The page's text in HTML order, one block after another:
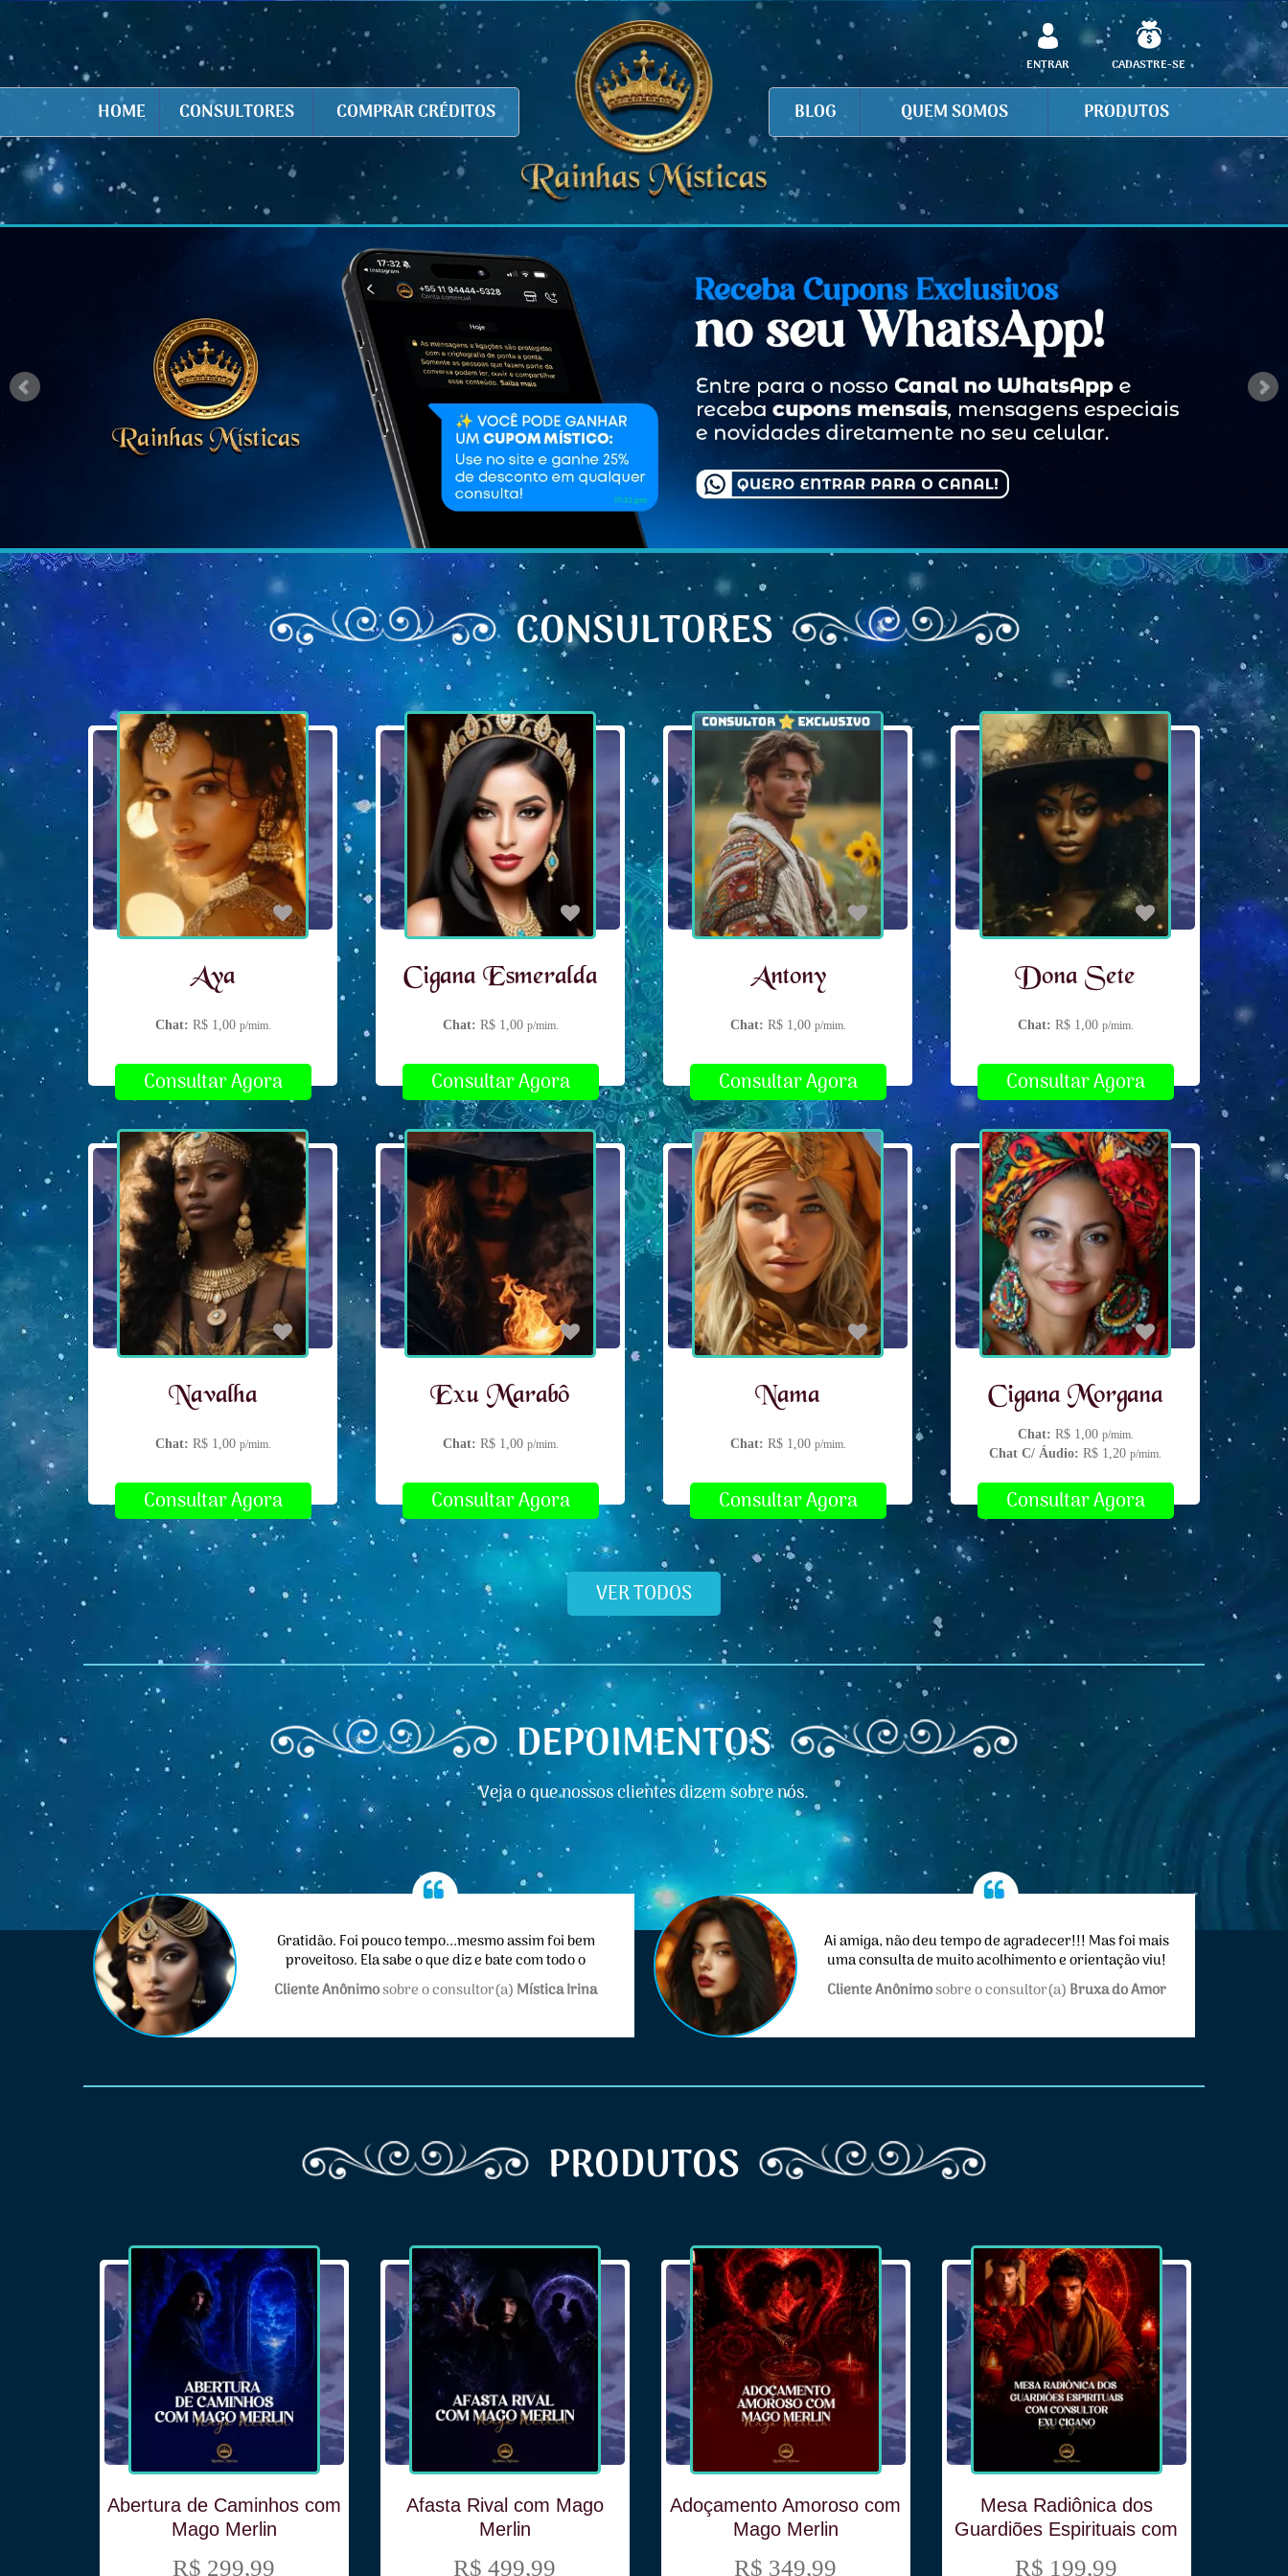
HOME CONSULTORES COMPRAR CRÉDITOS BLOG QUEM SOMOS PRODUTOS
ENTRAR CADASTRE-SE
CONSULTORES
Aya
Chat: R$ 1,00 p/mim.
Consultar Agora
Cigana Esmeralda
Chat: R$ 1,00 p/mim.
Consultar Agora
Antony
Chat: R$ 1,00 p/mim.
Consultar Agora
Dona Sete
Chat: R$ 1,00 p/mim.
Consultar Agora
Navalha
Chat: R$ 1,00 p/mim.
Consultar Agora
Exu Marabô
Chat: R$ 1,00 p/mim.
Consultar Agora
Nama
Chat: R$ 1,00 p/mim.
Consultar Agora
Cigana Morgana
Chat: R$ 1,00 p/mim.
Chat C/ Áudio: R$ 1,20 p/mim.
Consultar Agora
VER TODOS
DEPOIMENTOS
Veja o que nossos clientes dizem sobre nós.
Gratidão. Foi pouco tempo...mesmo assim foi bem
proveitoso. Ela sabe o que diz e bate com todo o
momento. Excelente
Cliente Anônimosobre o consultor(a) Mística Irina
Ai amiga, não deu tempo de agradecer!!! Mas foi mais
uma consulta de muito acolhimento e orientação viu!
Gratidão sempre!
Cliente Anônimosobre o consultor(a) Bruxa do Amor
PRODUTOS
Abertura de Caminhos com
Mago Merlin
R$ 299,99
Afasta Rival com Mago
Merlin
R$ 499,99
Adoçamento Amoroso com
Mago Merlin
R$ 349,99
Mesa Radiônica dos
Guardiões Espirituais com
R$ 199,99